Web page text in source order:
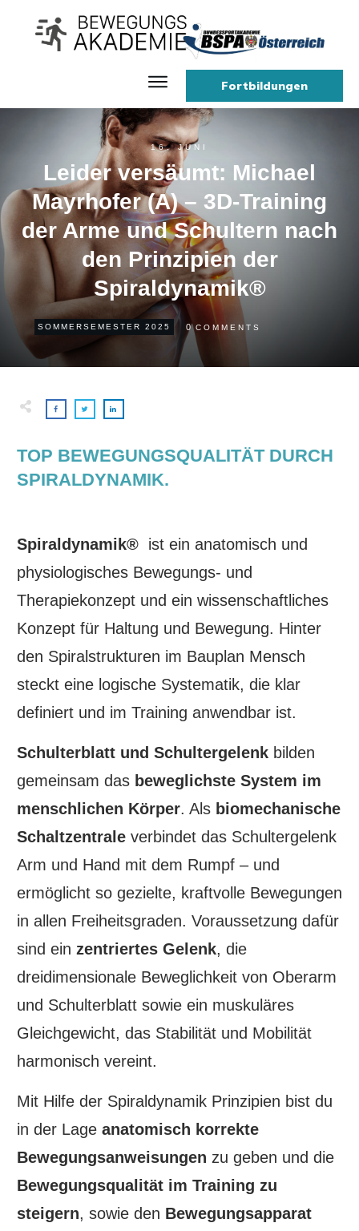
Fortbildungen
16. JUNI
Leider versäumt: Michael
Mayrhofer (A) – 3D-Training
der Arme und Schultern nach
den Prinzipien der
Spiraldynamik®
SOMMERSEMESTER 2025 0 COMMENTS
TOP BEWEGUNGSQUALITÄT DURCH
SPIRALDYNAMIK.
Spiraldynamik® ist ein anatomisch und
physiologisches Bewegungs- und
Therapiekonzept und ein wissenschaftliches
Konzept für Haltung und Bewegung. Hinter
den Spiralstrukturen im Bauplan Mensch
steckt eine logische Systematik, die klar
definiert und im Training anwendbar ist.
Schulterblatt und Schultergelenk bilden
gemeinsam das beweglichste System im
menschlichen Körper. Als biomechanische
Schaltzentrale verbindet das Schultergelenk
Arm und Hand mit dem Rumpf – und
ermöglicht so gezielte, kraftvolle Bewegungen
in allen Freiheitsgraden. Voraussetzung dafür
sind ein zentriertes Gelenk, die
dreidimensionale Beweglichkeit von Oberarm
und Schulterblatt sowie ein muskuläres
Gleichgewicht, das Stabilität und Mobilität
harmonisch vereint.
Mit Hilfe der Spiraldynamik Prinzipien bist du
in der Lage anatomisch korrekte
Bewegungsanweisungen zu geben und die
Bewegungsqualität im Training zu
steigern, sowie den Bewegungsapparat